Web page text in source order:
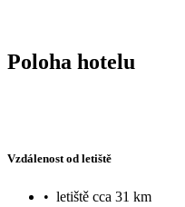
Poloha hotelu
Vzdálenost od letiště
• letiště cca 31 km